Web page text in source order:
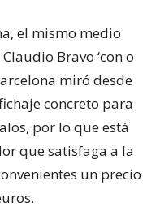
el mismo medio
Bravo ‘con o
miró desde
concreto para
por lo que está
que satisfaga a la
un precio